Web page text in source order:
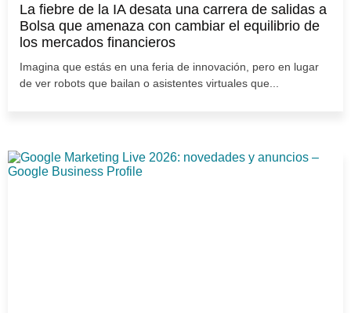
La fiebre de la IA desata una carrera de salidas a
Bolsa que amenaza con cambiar el equilibrio de
los mercados financieros
Imagina que estás en una feria de innovación, pero en lugar
de ver robots que bailan o asistentes virtuales que...